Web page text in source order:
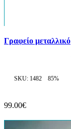
Γραφείο μεταλλικό
SKU: 1482 85%
99.00€